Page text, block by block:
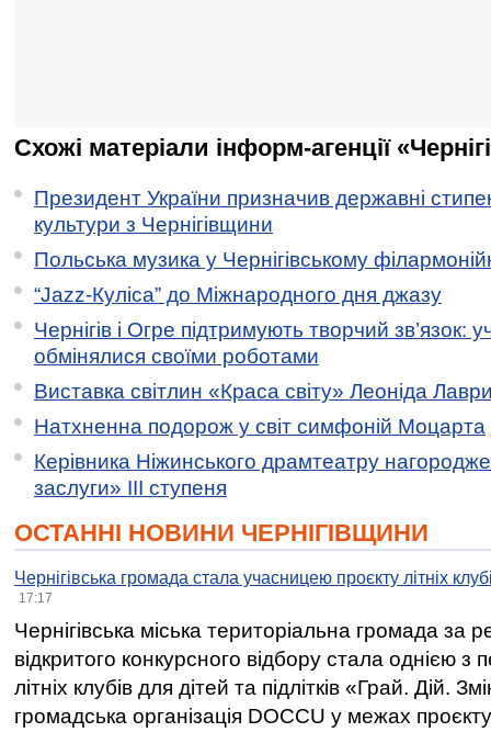
Схожі матеріали інформ-агенції
Президент України призначив державні
культури з Чернігівщини
Польська музика у Чернігівському
“Jazz-Куліса” до Міжнародного дня джазу
Чернігів і Огре підтримують творчий зв’язок:
обмінялися своїми роботами
Виставка світлин «Краса світу» Леоніда
Натхненна подорож у світ симфоній Моцарта
Керівника Ніжинського драмтеатру
заслуги» ІІІ ступеня
ОСТАННІ НОВИНИ ЧЕРНІГІВЩИНИ
Чернігівська громада стала учасницею проєкту літніх
17:17
Чернігівська міська територіальна громада за
відкритого конкурсного відбору стала однією
літніх клубів для дітей та підлітків «Грай. Дій.
громадська організація DOCCU у межах